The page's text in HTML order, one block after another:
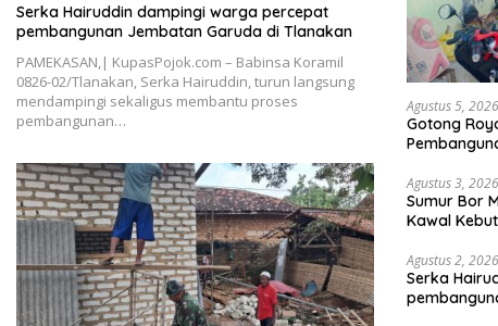
Serka Hairuddin dampingi warga percepat
pembangunan Jembatan Garuda di Tlanakan
PAMEKASAN,| KupasPojok.com – Babinsa Koramil
0826-02/Tlanakan, Serka Hairuddin, turun langsung
mendampingi sekaligus membantu proses
pembangunan…
Agustus 5, 2026
Gotong
Agustus 3, 2026
Sumur Bor
Kawal
Agustus 2, 2026
Serka